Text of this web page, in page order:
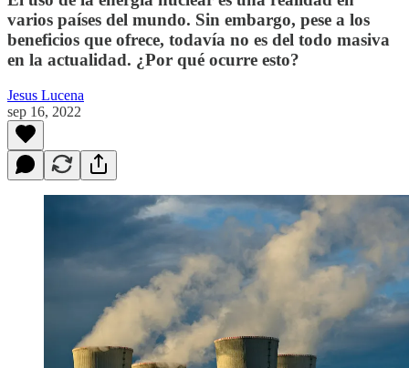
varios países del mundo. Sin embargo, pese a los
beneficios que ofrece, todavía no es del todo masiva
en la actualidad. ¿Por qué ocurre esto?
Jesus Lucena
sep 16, 2022